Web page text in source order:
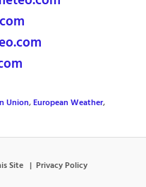
Union,European Weather,
Site Privacy Policy